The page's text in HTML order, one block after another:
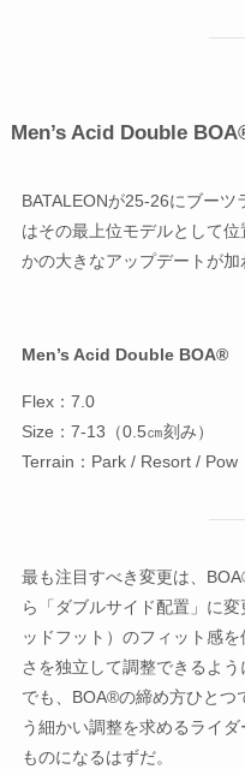
Men’s Acid Double
BATALEONが25-26にブー
はその最上位モデルとして
かの大きなアップデートが加
Men’s Acid Double BOA®
Flex：7.0
Size：7-13（0.5㎝刻み）
Terrain：Park / Resort / Pow
最も注目すべき変更は、
ら「ダブルサイド配置」に
ッドフット）のフィット感
さを独立して調整できるよ
でも、BOA®の締め方ひと
う細かい調整を求めるライ
ものになるはずだ。